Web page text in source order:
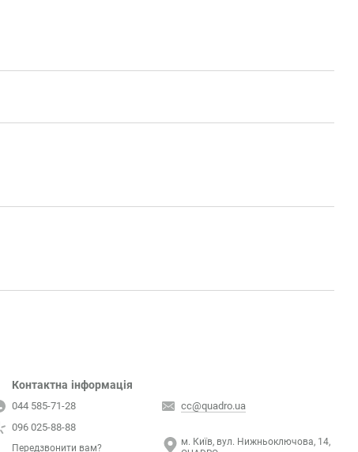
Контактна інформація
044 585-71-28
096 025-88-88
Передзвонити вам?
cc@quadro.ua
м. Київ, вул. Нижньоключова, 14,